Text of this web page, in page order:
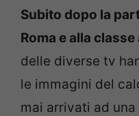
Subito dopo la
Roma e alla
delle diverse tv
le immagini del
mai arrivati ad